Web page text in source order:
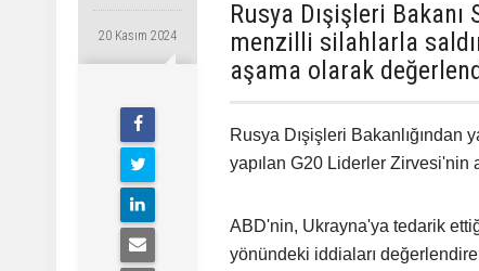
20 Kasım 2024
Rusya Dışişleri
menzilli silahlarla
aşama olarak
Rusya Dışişleri Bakanlığından
yapılan G20 Liderler Zirvesi'nin
ABD'nin, Ukrayna'ya tedarik
yönündeki iddiaları